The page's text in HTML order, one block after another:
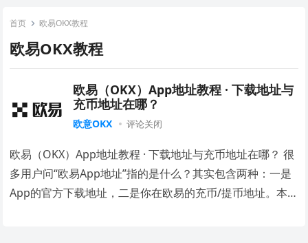
首页 欧易OKX教程
欧易OKX教程
欧易（OKX）App地址教程 · 下载地址与
充币地址在哪？
欧意OKX 评论关闭
欧易（OKX）App地址教程 · 下载地址与充币地址在哪？ 很
多用户问“欧易App地址”指的是什么？其实包含两种：一是
App的官方下载地址，二是你在欧易的充币/提币地址。本